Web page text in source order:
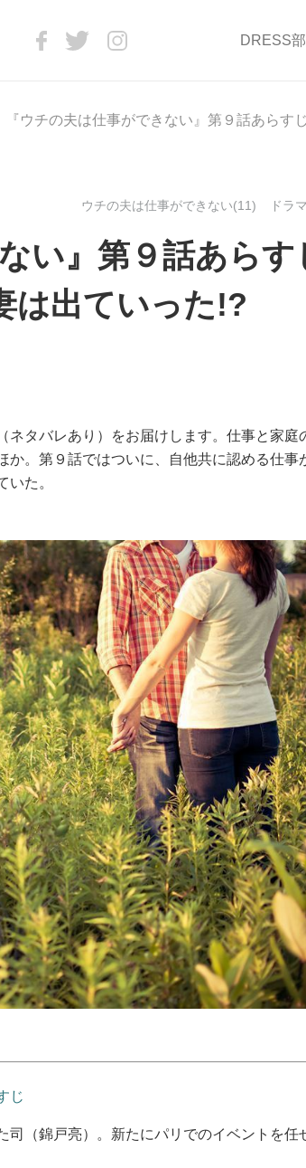
DRESS
『ウチの夫は仕事ができない』第９話あら
ウチの夫は仕事ができない(11) ドラ
い』第９話あらす
は出ていった!?
ネタバレあり）をお届けします。仕事と家庭
。第９話ではついに、自他共に認める仕事
いた。
じ
（錦戸亮）。新たにパリでのイベントを任